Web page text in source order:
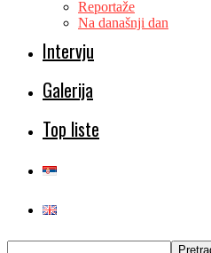
Reportaže
Na današnji dan
Intervju
Galerija
Top liste